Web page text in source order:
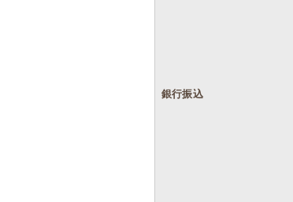
銀行振込